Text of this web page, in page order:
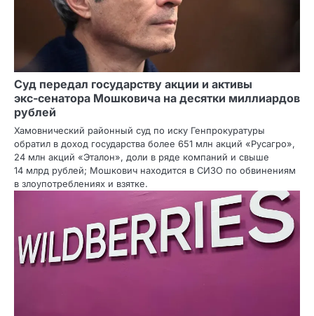
Суд передал государству акции и активы
экс‑сенатора Мошковича на десятки миллиардов
рублей
Хамовнический районный суд по иску Генпрокуратуры
обратил в доход государства более 651 млн акций «Русагро»,
24 млн акций «Эталон», доли в ряде компаний и свыше
14 млрд рублей; Мошкович находится в СИЗО по обвинениям
в злоупотреблениях и взятке.